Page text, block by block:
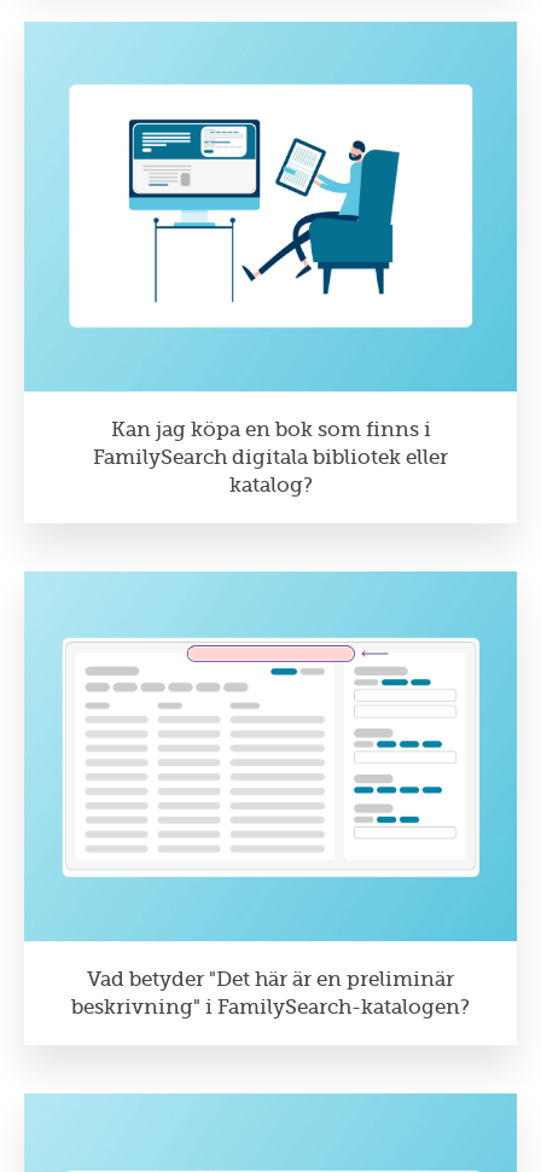
Kan jag köpa en bok som finns i
FamilySearch digitala bibliotek eller
katalog?
Vad betyder "Det här är en preliminär
beskrivning" i FamilySearch-katalogen?